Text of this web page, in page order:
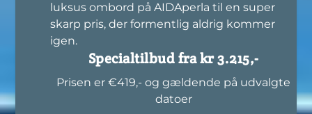
luksus ombord på AIDAperla til en super
skarp pris, der formentlig aldrig kommer
igen.
Specialtilbud fra kr 3.215,-
Prisen er €419,- og gældende på udvalgte
datoer